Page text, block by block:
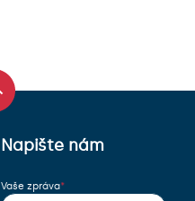
Napište nám
Vaše zpráva